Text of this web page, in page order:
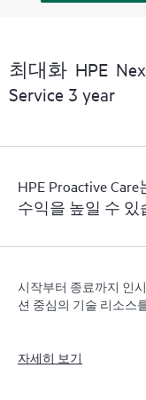
최대화 HPE
Service 3 year
HPE Proactive
수익을 높일 수 있
시작부터 종료까지 인
션 중심의 기술 리소스
자세히 보기